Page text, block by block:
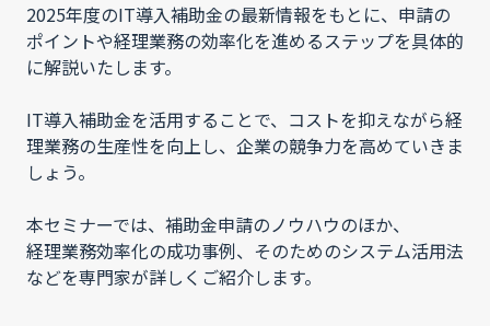
2025年度のIT導入補助金の最新情報をもとに、申請の
ポイントや経理業務の効率化を進めるステップを具体的
に解説いたします。
IT導入補助金を活用することで、コストを抑えながら経
理業務の生産性を向上し、企業の競争力を高めていきま
しょう。
本セミナーでは、補助金申請のノウハウのほか、
経理業務効率化の成功事例、そのためのシステム活用法
などを専門家が詳しくご紹介します。